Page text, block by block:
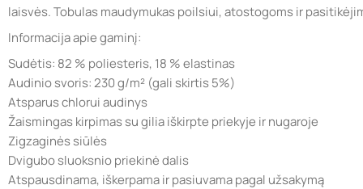
laisvės. Tobulas maudymukas poilsiui, atostogoms ir
Informacija apie gaminį:
Sudėtis: 82 % poliesteris, 18 % elastinas
Audinio svoris: 230 g/m² (gali skirtis 5%)
Atsparus chlorui audinys
Žaismingas kirpimas su gilia iškirpte priekyje ir nugaroje
Zigzaginės siūlės
Dvigubo sluoksnio priekinė dalis
Atspausdinama, iškerpama ir pasiuvama pagal užsakymą